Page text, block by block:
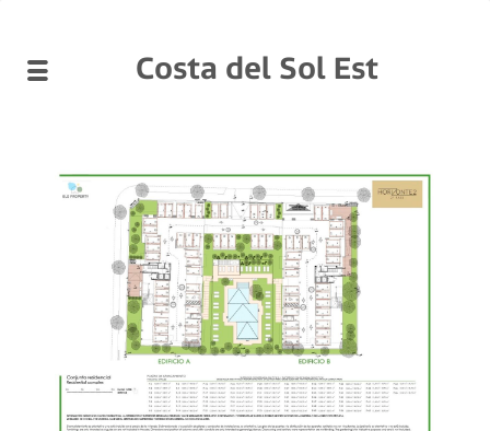
Costa del Sol Est